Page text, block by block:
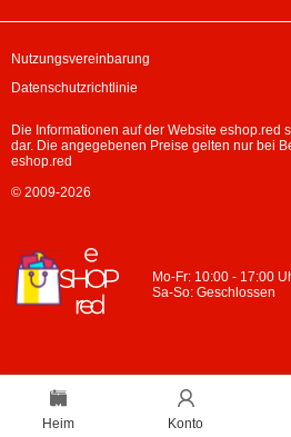
Heim Konto
Mo-Fr: 10:00 - 17:00
Sa-So: Geschlossen
Nutzungsvereinbarung
Datenschutzrichtlinie
Die Informationen auf der Website eshop.red
dar. Die angegebenen Preise gelten nur bei
eshop.red
© 2009-2026